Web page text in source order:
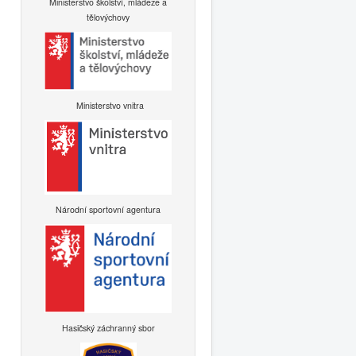
tělovýchovy
Ministerstvo vnitra
Národní sportovní agentura
Hasičský záchranný sbor